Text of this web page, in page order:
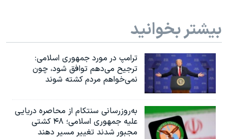
بیشتر بخوانید
ترامپ در مورد جمهوری اسلامی:
ترجیح می‌دهم توافق شود، چون
نمی‌خواهم مردم کشته شوند
به‌روزرسانی سنتکام از محاصره دریایی
علیه جمهوری اسلامی؛ ۴۸ کشتی
مجبور شدند تغییر مسیر دهند